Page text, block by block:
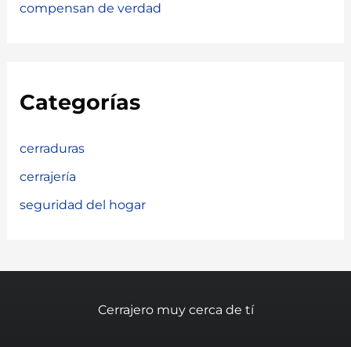
compensan de verdad
Categorías
cerraduras
cerrajería
seguridad del hogar
Cerrajero muy cerca de tí